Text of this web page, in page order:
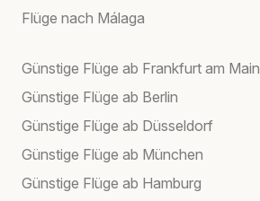
Flüge nach Málaga
Günstige Flüge ab Frankfurt am Main
Günstige Flüge ab Berlin
Günstige Flüge ab Düsseldorf
Günstige Flüge ab München
Günstige Flüge ab Hamburg